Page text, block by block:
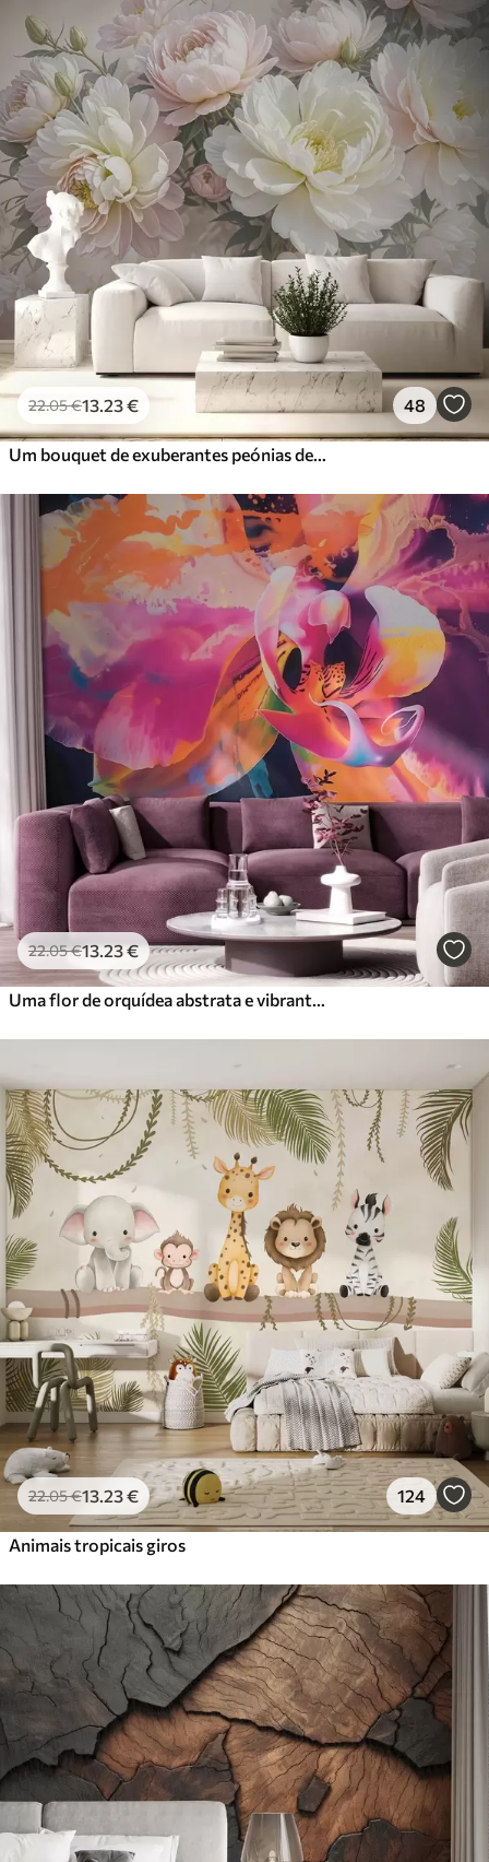
22.05€13.23€ 48
Um bouquet de exuberantes peónias de cor pastel e outras flores num fundo suave e desfocado
22.05€13.23€
Uma flor de orquídea abstrata e vibrante, com cores ricas e formas dinâmicas, em estilo aquarela
22.05€13.23€ 124
Animais tropicais giros